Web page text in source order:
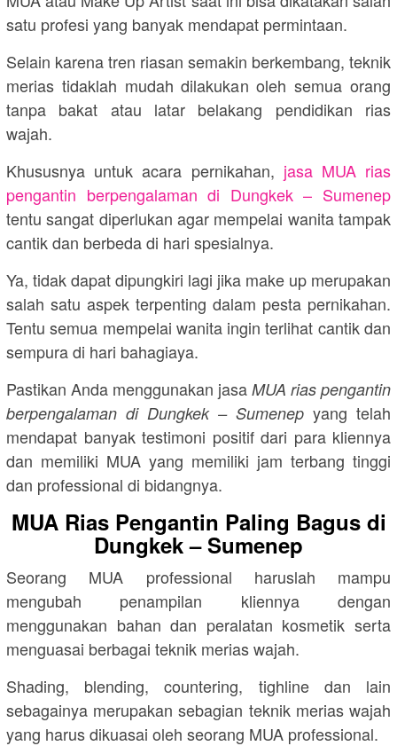
satu profesi yang banyak mendapat permintaan.
Selain karena tren riasan semakin berkembang, teknik
merias tidaklah mudah dilakukan oleh semua orang
tanpa bakat atau latar belakang pendidikan rias
wajah.
Khususnya untuk acara pernikahan, jasa MUA rias
pengantin berpengalaman di Dungkek – Sumenep
tentu sangat diperlukan agar mempelai wanita tampak
cantik dan berbeda di hari spesialnya.
Ya, tidak dapat dipungkiri lagi jika make up merupakan
salah satu aspek terpenting dalam pesta pernikahan.
Tentu semua mempelai wanita ingin terlihat cantik dan
sempura di hari bahagiaya.
Pastikan Anda menggunakan jasa MUA rias pengantin
berpengalaman di Dungkek – Sumenep yang telah
mendapat banyak testimoni positif dari para kliennya
dan memiliki MUA yang memiliki jam terbang tinggi
dan professional di bidangnya.
MUA Rias Pengantin Paling Bagus di
Dungkek – Sumenep
Seorang MUA professional haruslah mampu
mengubah penampilan kliennya dengan
menggunakan bahan dan peralatan kosmetik serta
menguasai berbagai teknik merias wajah.
Shading, blending, countering, tighline dan lain
sebagainya merupakan sebagian teknik merias wajah
yang harus dikuasai oleh seorang MUA professional.